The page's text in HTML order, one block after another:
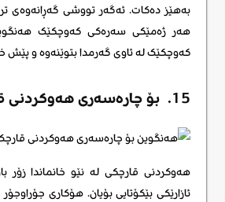
بەهێز دەکات. ئەگەر تووشی گەڕانەوەی
هەر ژەمێکی سەرەکی کەوچکێک
کەوچکێک لە ئاوی گەرمدا بتوێنەوە و پێش
15. بۆ چارەسەری هەوکردنی قارچک:
هەوکردنی قارچکی لە نێو خانماندا زۆر
ئازارێکی بێکۆتایی بۆیان. هۆکاری